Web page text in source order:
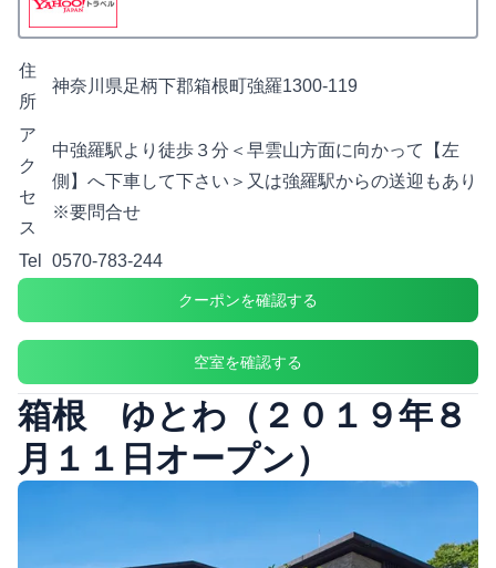
住
所
神奈川県足柄下郡箱根町強羅1300-119
ア
ク
セ
ス
中強羅駅より徒歩３分＜早雲山方面に向かって【左
側】へ下車して下さい＞又は強羅駅からの送迎もあり
※要問合せ
Tel 0570-783-244
クーポンを確認する
空室を確認する
箱根 ゆとわ（２０１９年８
月１１日オープン）